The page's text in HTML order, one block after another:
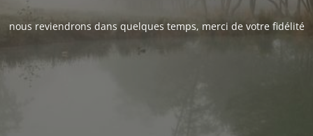
nous reviendrons dans quelques temps, merci de votre fidélité